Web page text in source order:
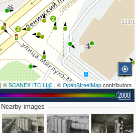
3
2
| ©SCANEX ITC LLC | ©OpenStreetMapcontributors
2000
Nearby images